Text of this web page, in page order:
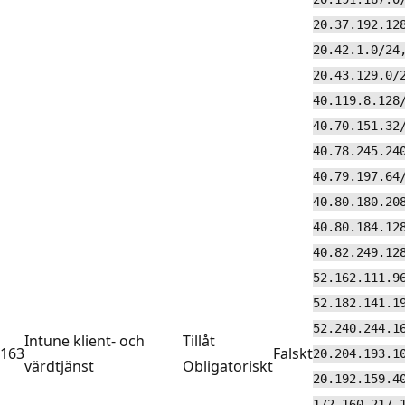
163
Intune klient- och
värdtjänst
Tillåt
Obligatoriskt
Falskt
20.42.1.0/
20.43.129.0/